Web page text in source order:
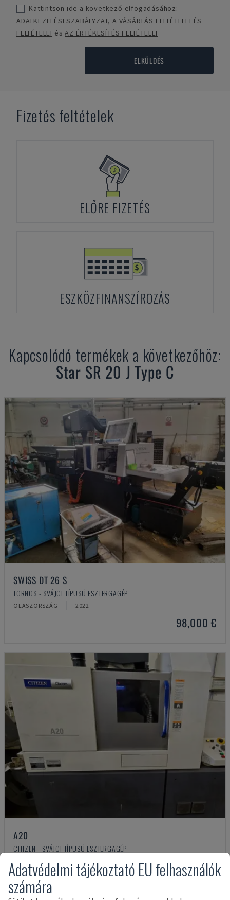
Kattintson ide a következő elfogadásához:
ADATKEZELÉSI SZABÁLYZAT,A VÁSÁRLÁS FELTÉTELEI ÉS
FELTÉTELEI ésAZ ÉRTÉKESÍTÉS FELTÉTELEI
ELKÜLDÉS
Fizetés feltételek
ELŐRE FIZETÉS
ESZKÖZFINANSZÍROZÁS
Kapcsolódó termékek a következőhöz:
Star SR 20 J Type C
SWISS DT 26 S
TORNOS - SVÁJCI TÍPUSÚ ESZTERGAGÉP
OLASZORSZÁG 2022
98,000 €
A20
CITIZEN - SVÁJCI TÍPUSÚ ESZTERGAGÉP
67,000 €
Adatvédelmi tájékoztató EU felhasználók
számára